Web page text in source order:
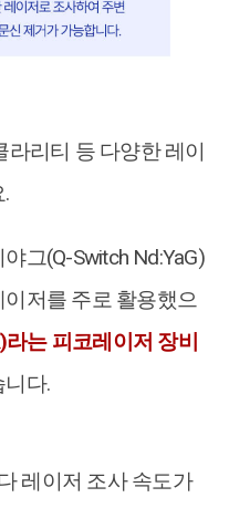
라리티 등 다양한 레이
그(Q-Switch Nd:YaG)
저를 주로 활용했으
는 피코레이저 장비
다.
레이저 조사 속도가